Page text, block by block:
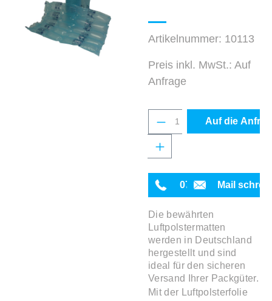
Artikelnummer: 10113
Preis inkl. MwSt.: Auf
Anfrage
Produkt Anzahl:
Auf die
0711 342934-0
Mail
Die bewährten
Luftpolstermatten
werden in Deutschland
hergestellt und sind
ideal für den sicheren
Versand Ihrer Packgüter.
Mit der Luftpolsterfolie